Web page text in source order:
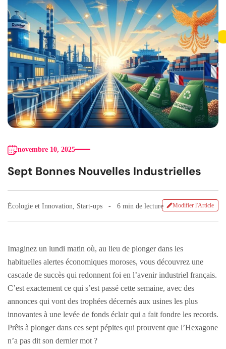
novembre 10, 2025
Sept Bonnes Nouvelles Industrielles
Écologie et Innovation Start-ups 6 min de lecture Modifier l'Article
Imaginez un lundi matin où, au lieu de plonger dans les
habituelles alertes économiques moroses, vous découvrez une
cascade de succès qui redonnent foi en l’avenir industriel français.
C’est exactement ce qui s’est passé cette semaine, avec des
annonces qui vont des trophées décernés aux usines les plus
innovantes à une levée de fonds éclair qui a fait fondre les records.
Prêts à plonger dans ces sept pépites qui prouvent que l’Hexagone
n’a pas dit son dernier mot ?